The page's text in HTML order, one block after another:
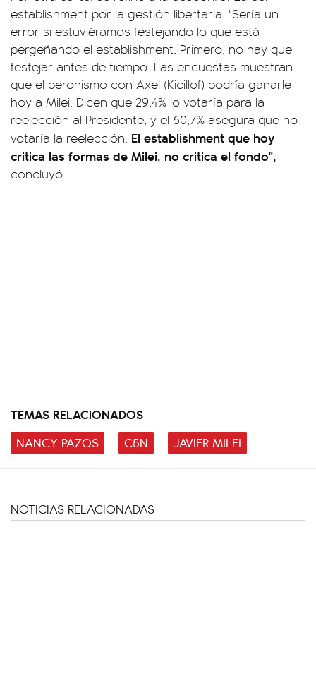
establishment por la gestión libertaria. "Sería un
error si estuviéramos festejando lo que está
pergeñando el establishment. Primero, no hay que
festejar antes de tiempo. Las encuestas muestran
que el peronismo con Axel (Kicillof) podría ganarle
hoy a Milei. Dicen que 29,4% lo votaría para la
reelección al Presidente, y el 60,7% asegura que no
votaría la reelección. El establishment que hoy
critica las formas de Milei, no critica el fondo",
concluyó.
TEMAS RELACIONADOS
NANCY PAZOS
C5N JAVIER MILEI
NOTICIAS RELACIONADAS